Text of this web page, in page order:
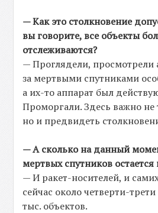
— Как это столкновение
вы говорите, все объекты
отслеживаются?
— Проглядели,
за мертвыми спутниками
а их-то аппарат был
Проморгали. Здесь важно не
но и предвидеть
— А сколько на данный
мертвых спутников
— И ракет-носителей, и
сейчас около четверти-
тыс. объектов.